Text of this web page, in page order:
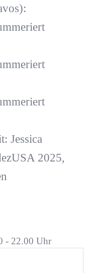
Jessica
2025,
- 22.00 Uhr